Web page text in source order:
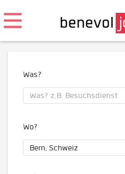
Was?
Wo?